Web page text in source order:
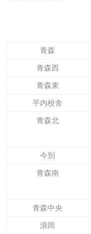
青森
青森西
青森東
平内校舎
青森北
今別
青森南
青森中央
浪岡